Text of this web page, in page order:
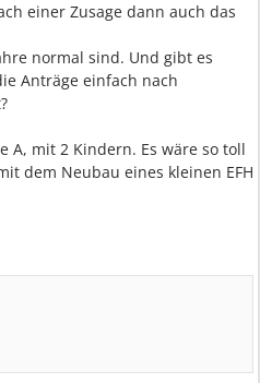
einer Zusage dann auch das
normal sind. Und gibt es
Anträge einfach nach
A, mit 2 Kindern. Es wäre so toll
dem Neubau eines kleinen EFH